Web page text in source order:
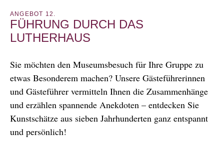
ANGEBOT 12.
FÜHRUNG DURCH DAS
LUTHERHAUS
Sie möchten den Museumsbesuch für Ihre Gruppe zu
etwas Besonderem machen? Unsere Gästeführerinnen
und Gästeführer vermitteln Ihnen die Zusammenhänge
und erzählen spannende Anekdoten – entdecken Sie
Kunstschätze aus sieben Jahrhunderten ganz entspannt
und persönlich!